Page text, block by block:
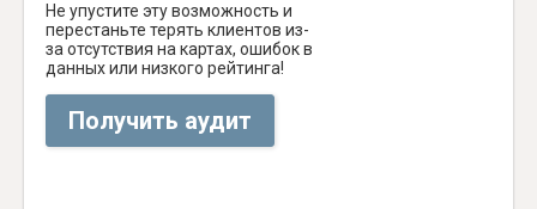
Не упустите эту возможность и
перестаньте терять клиентов из-
за отсутствия на картах, ошибок в
данных или низкого рейтинга!
Получить аудит